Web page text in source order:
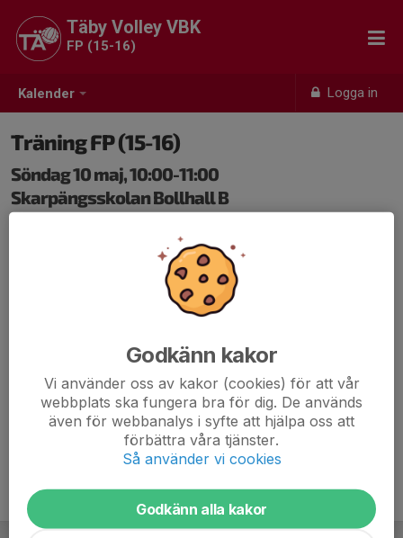
Kalender Logga in
Täby Volley VBK
FP (15-16)
Träning FP (15-16)
Söndag 10 maj, 10:00-11:00
Skarpängsskolan Bollhall B
Godkänn kakor
Vi använder oss av kakor (cookies) för att vår
webbplats ska fungera bra för dig. De används
även för webbanalys i syfte att hjälpa oss att
förbättra våra tjänster.
Så använder vi cookies
Godkänn alla kakor